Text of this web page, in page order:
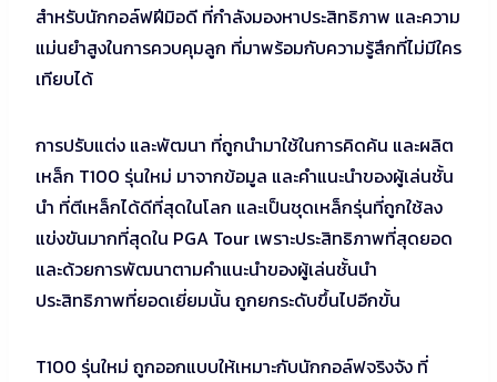
สำหรับนักกอล์ฟฝีมิอดี ที่กำลังมองหาประสิทธิภาพ และความ
แม่นยำสูงในการควบคุมลูก ที่มาพร้อมกับความรู้สึกที่ไม่มีใคร
เทียบได้
การปรับแต่ง และพัฒนา ที่ถูกนำมาใช้ในการคิดค้น และผลิต
เหล็ก T100 รุ่นใหม่ มาจากข้อมูล และคำแนะนำของผู้เล่นชั้น
นำ ที่ตีเหล็กได้ดีที่สุดในโลก และเป็นชุดเหล็กรุ่นที่ถูกใช้ลง
แข่งขันมากที่สุดใน PGA Tour เพราะประสิทธิภาพที่สุดยอด
และด้วยการพัฒนาตามคำแนะนำของผู้เล่นชั้นนำ
ประสิทธิภาพที่ยอดเยี่ยมนั้น ถูกยกระดับขึ้นไปอีกขั้น
T100 รุ่นใหม่ ถูกออกแบบให้เหมาะกับนักกอล์ฟจริงจัง ที่